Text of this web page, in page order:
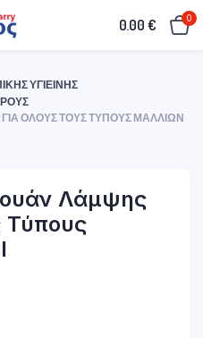
0.00€ 0
ΥΓΙΕΙΝΉΣ
ΌΛΟΥΣ ΤΟΥΣ ΤΎΠΟΥΣ ΜΑΛΛΙΏΝ
Λάμψης
Τύπους